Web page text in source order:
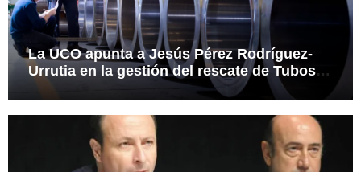
La UCO apunta a Jesús Pérez Rodríguez-
Urrutia en la gestión del rescate de Tubos
Reunidos